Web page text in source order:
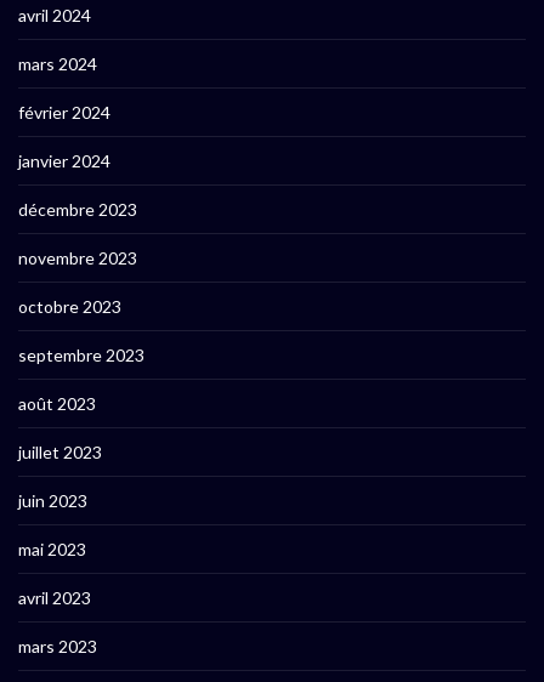
avril 2024
mars 2024
février 2024
janvier 2024
décembre 2023
novembre 2023
octobre 2023
septembre 2023
août 2023
juillet 2023
juin 2023
mai 2023
avril 2023
mars 2023